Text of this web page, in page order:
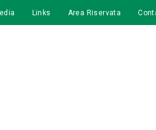
Links Area Riservata